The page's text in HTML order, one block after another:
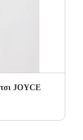
JOYCE